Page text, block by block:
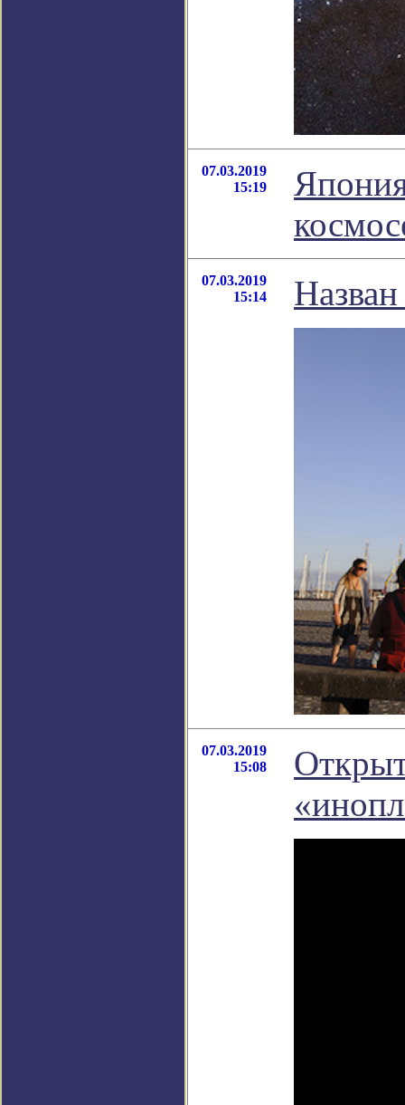
07.03.2019
15:19
07.03.2019
15:14
07.03.2019
15:08